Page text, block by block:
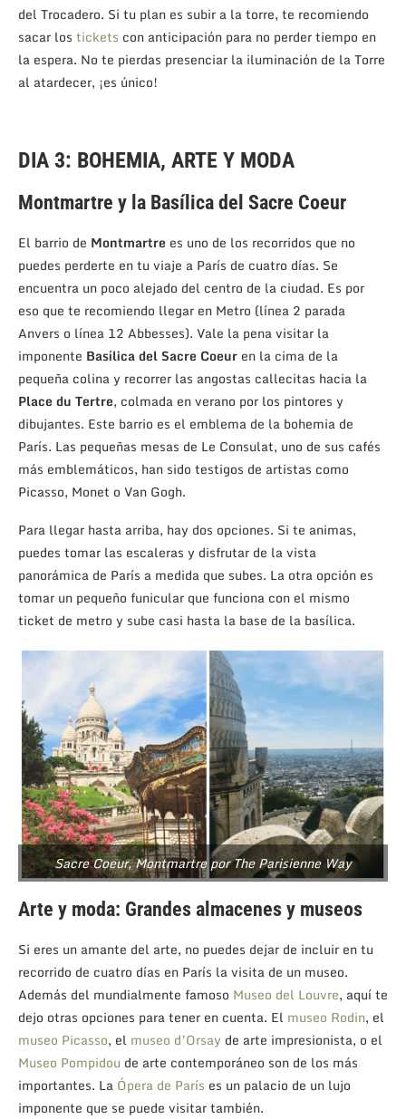
del Trocadero. Si tu plan es subir a la torre, te recomiendo
sacar los tickets con anticipación para no perder tiempo en
la espera. No te pierdas presenciar la iluminación de la Torre
al atardecer, ¡es único!
DIA 3: BOHEMIA, ARTE Y MODA
Montmartre y la Basílica del Sacre Coeur
El barrio de Montmartre es uno de los recorridos que no
puedes perderte en tu viaje a París de cuatro días. Se
encuentra un poco alejado del centro de la ciudad. Es por
eso que te recomiendo llegar en Metro (línea 2 parada
Anvers o línea 12 Abbesses). Vale la pena visitar la
imponente Basílica del Sacre Coeur en la cima de la
pequeña colina y recorrer las angostas callecitas hacia la
Place du Tertre, colmada en verano por los pintores y
dibujantes. Este barrio es el emblema de la bohemia de
París. Las pequeñas mesas de Le Consulat, uno de sus cafés
más emblemáticos, han sido testigos de artistas como
Picasso, Monet o Van Gogh.
Para llegar hasta arriba, hay dos opciones. Si te animas,
puedes tomar las escaleras y disfrutar de la vista
panorámica de París a medida que subes. La otra opción es
tomar un pequeño funicular que funciona con el mismo
ticket de metro y sube casi hasta la base de la basílica.
Sacre Coeur, Montmartre por The Parisienne Way
Arte y moda: Grandes almacenes y museos
Si eres un amante del arte, no puedes dejar de incluir en tu
recorrido de cuatro días en París la visita de un museo.
Además del mundialmente famoso Museo del Louvre, aquí te
dejo otras opciones para tener en cuenta. El museo Rodin, el
museo Picasso, el museo d’Orsay de arte impresionista, o el
Museo Pompidou de arte contemporáneo son de los más
importantes. La Ópera de París es un palacio de un lujo
imponente que se puede visitar también.